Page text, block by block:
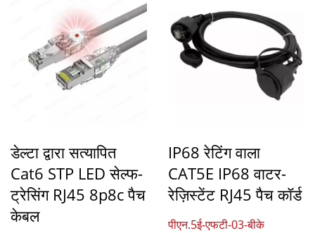
डेल्टा द्वारा सत्यापित
Cat6 STP LED सेल्फ-
ट्रेसिंग RJ45 8p8c पैच
केबल
IP68 रेटिंग वाला
CAT5E IP68 वाटर-
रेज़िस्टेंट RJ45 पैच कॉर्ड
पीएन.5ई-एफटी-03-बीके